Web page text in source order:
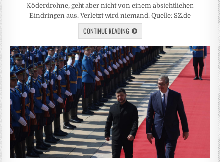
Köderdrohne, geht aber nicht von einem absichtlichen
Eindringen aus. Verletzt wird niemand. Quelle: SZ.de
CONTINUE READING